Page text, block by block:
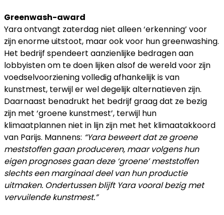
Greenwash-award
Yara ontvangt zaterdag niet alleen ‘erkenning’ voor
zijn enorme uitstoot, maar ook voor hun greenwashing.
Het bedrijf spendeert aanzienlijke bedragen aan
lobbyisten om te doen lijken alsof de wereld voor zijn
voedselvoorziening volledig afhankelijk is van
kunstmest, terwijl er wel degelijk alternatieven zijn.
Daarnaast benadrukt het bedrijf graag dat ze bezig
zijn met ‘groene kunstmest’, terwijl hun
klimaatplannen niet in lijn zijn met het klimaatakkoord
van Parijs. Mannens: “Yara beweert dat ze groene
meststoffen gaan produceren, maar volgens hun
eigen prognoses gaan deze ‘groene’ meststoffen
slechts een marginaal deel van hun productie
uitmaken. Ondertussen blijft Yara vooral bezig met
vervuilende kunstmest.”